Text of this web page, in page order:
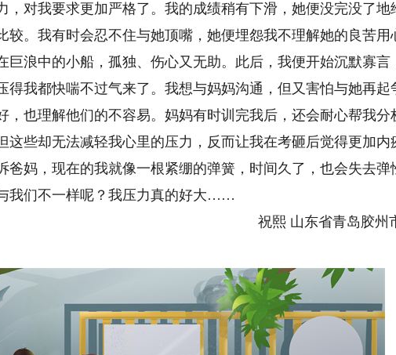
，对我要求更加严格了。我的成绩稍有下滑，她便没完没了地
较。我有时会忍不住与她顶嘴，她便埋怨我不理解她的良苦用
巨浪中的小船，孤独、伤心又无助。此后，我便开始沉默寡言
得我都快喘不过气来了。我想与妈妈沟通，但又害怕与她再起
，也理解他们的不容易。妈妈有时训完我后，还会耐心帮我分
这些却无法减轻我心里的压力，反而让我在考砸后觉得更加内
妈，现在的我就像一根紧绷的弹簧，时间久了，也会失去弹
们不一样呢？我压力真的好大……
祝熙 山东省青岛胶州